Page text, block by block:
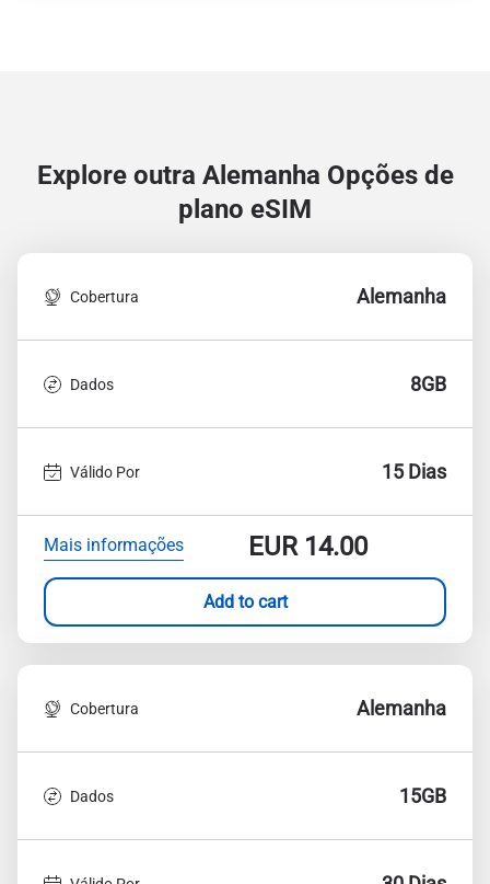
Explore outra Alemanha Opções de
plano eSIM
Cobertura Alemanha
Dados 8GB
Válido Por 15 Dias
Mais informações EUR14.00
Add to cart
Cobertura Alemanha
Dados 15GB